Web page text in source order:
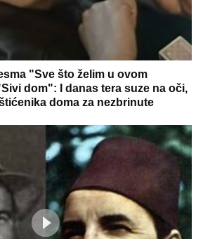
"Sve što želim u ovom
dom": I danas tera suze na oči,
doma za nezbrinute